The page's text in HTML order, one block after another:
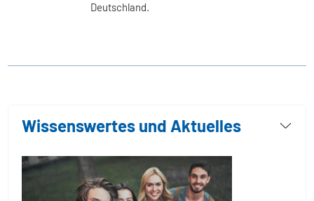
Deutschland.
Wissenswertes und Aktuelles